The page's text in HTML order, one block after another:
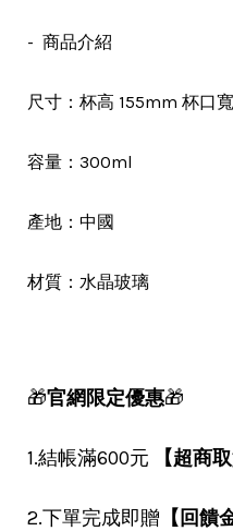
- 商品介紹
尺寸：杯高 155mm 杯口
容量：300ml
產地：中國
材質： 水晶玻璃
🎁官網限定優惠🎁
1.結帳滿600元 【超商
2.下單完成即贈 【回饋